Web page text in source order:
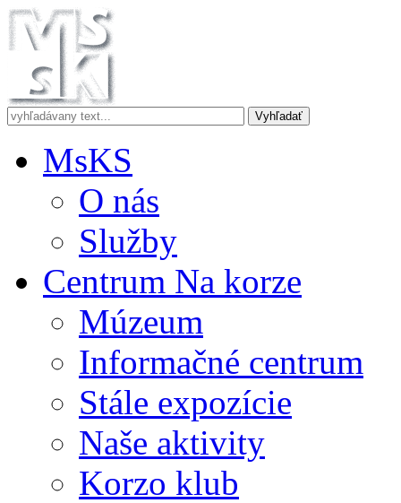
MsKS
O nás
Služby
Centrum Na korze
Múzeum
Informačné centrum
Stále expozície
Naše aktivity
Korzo klub